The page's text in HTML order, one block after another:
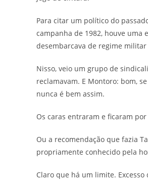
Para citar um político do
campanha de 1982, houve uma
desembarcava de regime
Nisso, veio um grupo de
reclamavam. E Montoro: bom,
nunca é bem assim.
Os caras entraram e ficaram
Ou a recomendação que fazia
propriamente conhecido pela
Claro que há um limite.